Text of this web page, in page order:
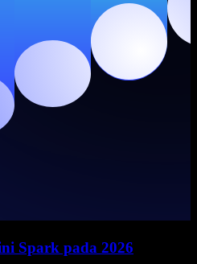
Spark pada 2026